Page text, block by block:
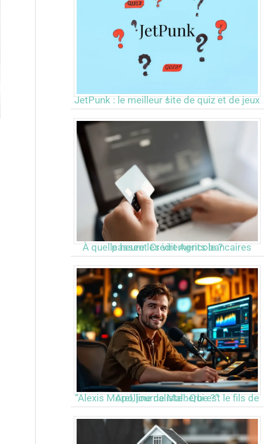
JetPunk : le meilleur site de quiz et de jeux !
À quelle heure les virements bancaires passent Crédit Agricole ?
“Alexis Morel, journaliste : Qui est le fils de Apolline de Malherbe ?”